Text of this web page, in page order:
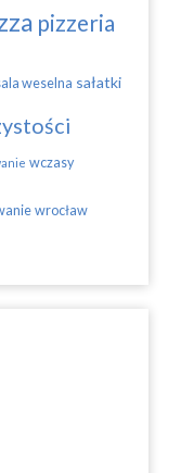
pizzeria
weselna sałatki
wczasy
wrocław